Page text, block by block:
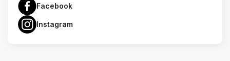
Facebook
Instagram